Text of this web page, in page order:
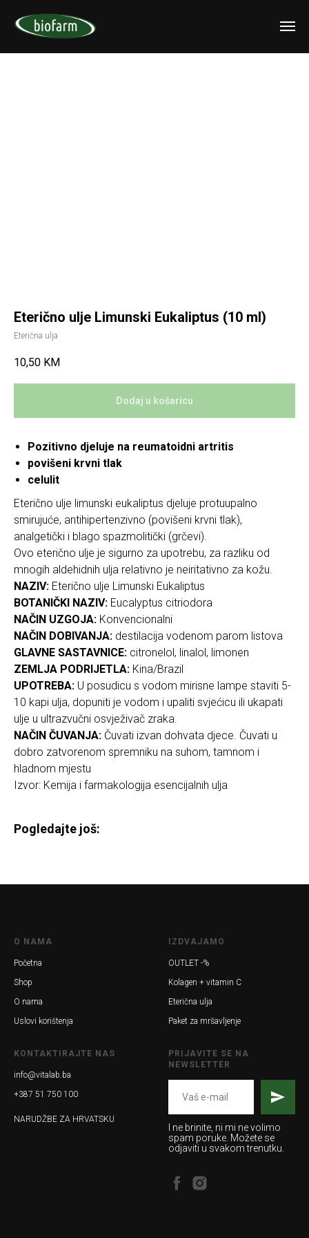
Eterično ulje Limunski Eukaliptus (10 ml)
Eterična ulja
10,50 KM
Dodaj u košaricu
Pozitivno djeluje na reumatoidni artritis
povišeni krvni tlak
celulit
Eterično ulje limunski eukaliptus djeluje protuupalno
smirujuće, antihipertenzivno (povišeni krvni tlak),
analgetički i blago spazmolitički (grčevi).
Ovo eterično ulje je sigurno za upotrebu, za razliku od
mnogih aldehidnih ulja relativno je neiritativno za kožu.
NAZIV: Eterično ulje Limunski Eukaliptus
BOTANIČKI NAZIV: Eucalyptus citriodora
NAČIN UZGOJA: Konvencionalni
NAČIN DOBIVANJA: destilacija vodenom parom listova
GLAVNE SASTAVNICE: citronelol, linalol, limonen
ZEMLJA PODRIJETLA: Kina/Brazil
UPOTREBA: U posudicu s vodom mirisne lampe staviti 5-
10 kapi ulja, dopuniti je vodom i upaliti svjećicu ili ukapati
ulje u ultrazvučni osvježivač zraka.
NAČIN ČUVANJA: Čuvati izvan dohvata djece. Čuvati u
dobro zatvorenom spremniku na suhom, tamnom i
hladnom mjestu
Izvor: Kemija i farmakologija esencijalnih ulja
Pogledajte još:
O NAMA
Početna
Shop
O nama
Uslovi korištenja
IZDVAJAMO
OUTLET -%
Kolagen + vitamin C
Eterična ulja
Paket za mršavljenje
KONTAKTIRAJTE NAS
info@vitalab.ba
+387 51 750 100
NARUDŽBE ZA HRVATSKU
PRIJAVITE SE NA
NEWSLETTER
I ne brinite, ni mi ne volimo
spam poruke. Možete se
odjaviti u svakom trenutku.